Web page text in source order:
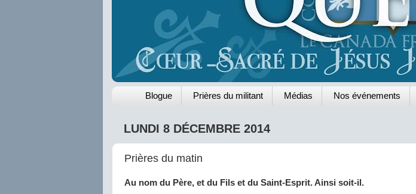
Blogue Prières du militant Médias Nos événements
LUNDI 8 DÉCEMBRE 2014
Prières du matin
Au nom du Père, et du Fils et du Saint-Esprit. Ainsi soit-il.